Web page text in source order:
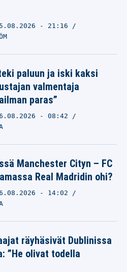
- 21:16
paluun ja iski kaksi
valmentaja
paras”
- 08:42
Manchester Cityn – FC
Real Madridin ohi?
- 14:02
räyhäsivät Dublinissa
”He olivat todella